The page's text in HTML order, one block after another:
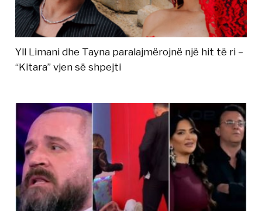
Yll Limani dhe Tayna paralajmërojnë një hit të ri –
“Kitara” vjen së shpejti